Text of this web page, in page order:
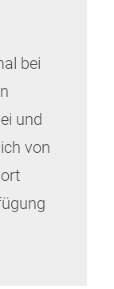
bei
und
von